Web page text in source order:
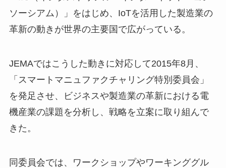
ソーシアム）」をはじめ、IoTを活用した製造業の
革新の動きが世界の主要国で広がっている。
JEMAではこうした動きに対応して2015年8月、
「スマートマニュファクチャリング特別委員会」
を発足させ、ビジネスや製造業の革新における電
機産業の課題を分析し、戦略を立案に取り組んで
きた。
同委員会では、ワークショップやワーキンググル